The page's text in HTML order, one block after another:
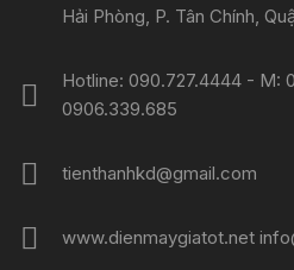
Hải Phòng, P. Tân Chính,
Hotline: 090.727.4444 - M:
0906.339.685
tienthanhkd@gmail.com
www.dienmaygiatot.net